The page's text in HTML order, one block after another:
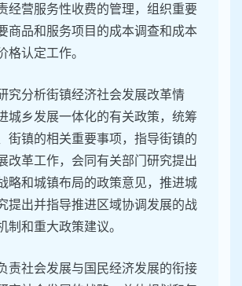
经营服务性收费的管理，组织重要
商品和服务项目的成本调查和成本
格认定工作。
究分析街镇经济社会发展改革情
城乡发展一体化的有关政策，统筹
街镇的相关重要事项，指导街镇的
改革工作，会同有关部门研究提出
略和城镇布局的政策意见，推进城
提出并指导推进区域协调发展的战
制和重大政策建议。
责社会发展与国民经济发展的衔接